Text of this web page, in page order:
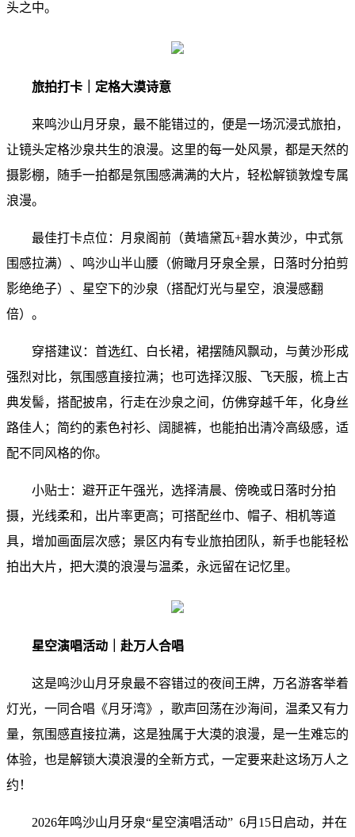
头之中。
旅拍打卡｜定格大漠诗意
来鸣沙山月牙泉，最不能错过的，便是一场沉浸式旅拍，
让镜头定格沙泉共生的浪漫。这里的每一处风景，都是天然的
摄影棚，随手一拍都是氛围感满满的大片，轻松解锁敦煌专属
浪漫。
最佳打卡点位：月泉阁前（黄墙黛瓦+碧水黄沙，中式氛
围感拉满）、鸣沙山半山腰（俯瞰月牙泉全景，日落时分拍剪
影绝绝子）、星空下的沙泉（搭配灯光与星空，浪漫感翻
倍）。
穿搭建议：首选红、白长裙，裙摆随风飘动，与黄沙形成
强烈对比，氛围感直接拉满；也可选择汉服、飞天服，梳上古
典发髻，搭配披帛，行走在沙泉之间，仿佛穿越千年，化身丝
路佳人；简约的素色衬衫、阔腿裤，也能拍出清冷高级感，适
配不同风格的你。
小贴士：避开正午强光，选择清晨、傍晚或日落时分拍
摄，光线柔和，出片率更高；可搭配丝巾、帽子、相机等道
具，增加画面层次感；景区内有专业旅拍团队，新手也能轻松
拍出大片，把大漠的浪漫与温柔，永远留在记忆里。
星空演唱活动｜赴万人合唱
这是鸣沙山月牙泉最不容错过的夜间王牌，万名游客举着
灯光，一同合唱《月牙湾》，歌声回荡在沙海间，温柔又有力
量，氛围感直接拉满，这是独属于大漠的浪漫，是一生难忘的
体验，也是解锁大漠浪漫的全新方式，一定要来赴这场万人之
约！
2026年鸣沙山月牙泉“星空演唱活动” 6月15日启动，并在